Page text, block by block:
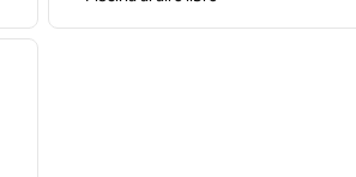
siguiente imagen